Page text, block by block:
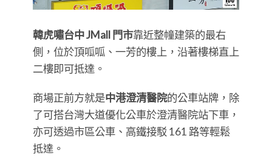
韓虎嘯台中 JMall 門市靠近整幢建築的最右
側，位於頂呱呱、一芳的樓上，沿著樓梯直上
二樓即可抵達。
商場正前方就是中港澄清醫院的公車站牌，除
了可搭台灣大道優化公車於澄清醫院站下車，
亦可透過市區公車、高鐵接駁 161 路等輕鬆
抵達。